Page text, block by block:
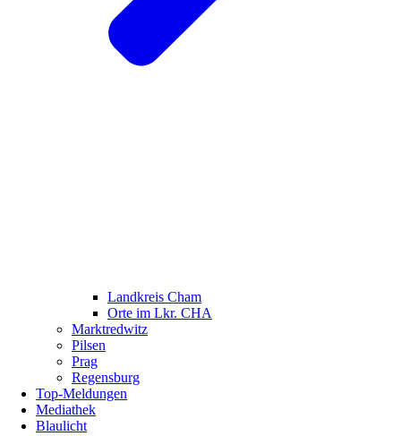
Landkreis Cham
Orte im Lkr. CHA
Marktredwitz
Pilsen
Prag
Regensburg
Top-Meldungen
Mediathek
Blaulicht